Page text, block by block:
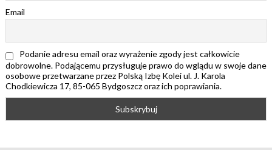
Email
Podanie adresu email oraz wyrażenie zgody jest całkowicie
dobrowolne. Podającemu przysługuje prawo do wglądu w swoje dane
osobowe przetwarzane przez Polską Izbę Kolei ul. J. Karola
Chodkiewicza 17, 85-065 Bydgoszcz oraz ich poprawiania.